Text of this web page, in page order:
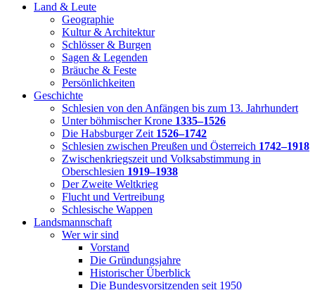
Land & Leute
Geographie
Kultur & Architektur
Schlösser & Burgen
Sagen & Legenden
Bräuche & Feste
Persönlichkeiten
Geschichte
Schlesien von den Anfängen bis zum 13. Jahrhundert
Unter böhmischer Krone 1335–1526
Die Habsburger Zeit 1526–1742
Schlesien zwischen Preußen und Österreich 1742–1918
Zwischenkriegszeit und Volksabstimmung in
Oberschlesien 1919–1938
Der Zweite Weltkrieg
Flucht und Vertreibung
Schlesische Wappen
Landsmannschaft
Wer wir sind
Vorstand
Die Gründungsjahre
Historischer Überblick
Die Bundesvorsitzenden seit 1950